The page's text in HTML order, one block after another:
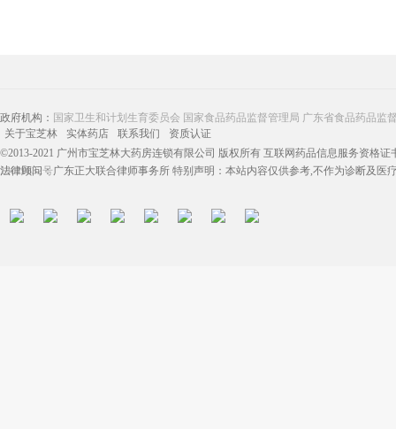
政府机构： 国家卫生和计划生育委员会 国家食品药品监督管理局 广东省食品药品监
关于宝芝林
实体药店 联系我们
资质认证
©2013-2021 广州市宝芝林大药房连锁有限公司 版权所有 互联网药品信息服务资格证
13019832号
法律顾问：广东正大联合律师事务所 特别声明：本站内容仅供参考,不作为诊断及医